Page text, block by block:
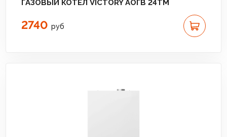
ГАЗОВЫЙ КОТЕЛ VICTORY АОГВ 24TM
2740 руб